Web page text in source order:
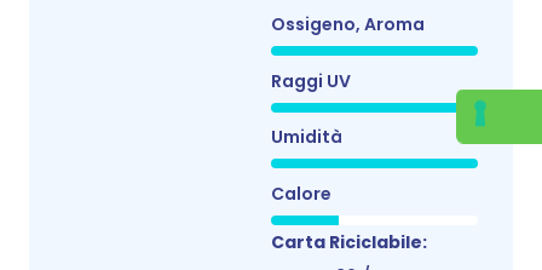
Ossigeno, Aroma
Raggi UV
Umidità
Calore
Carta Riciclabile: